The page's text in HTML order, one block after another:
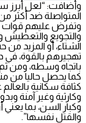
وأضافت: “لعل أبرز
وتفرض عليهم قوات
والتجويع والتعطيش
الشتاء، أو المزيد
تهجيرهم بالقوة،
باتجاه وسطه، ومن
كما يحصل حاليا من
كثافة سكانية
وكارثية وغير آمنة
وكبار السن، بما
والقتل نفسها”.